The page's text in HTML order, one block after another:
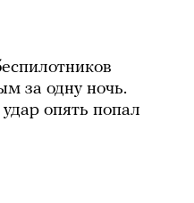
за одну ночь.
опять попал